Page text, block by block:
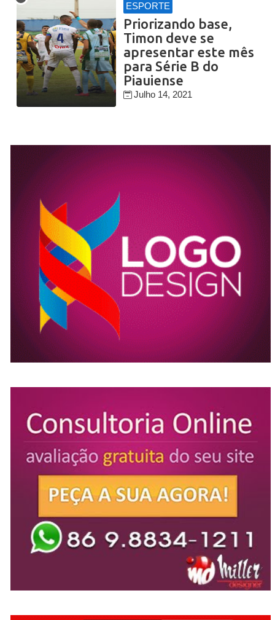
ESPORTE
Priorizando base,
Timon deve se
apresentar este mês
para Série B do
Piauiense
Julho 14, 2021